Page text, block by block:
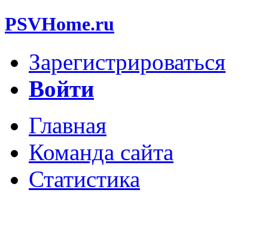
PSVHome.ru
Зарегистрироваться
Войти
Главная
Команда сайта
Статистика